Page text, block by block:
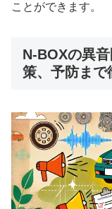
ことができます。
N-BOXの異
策、予防まで